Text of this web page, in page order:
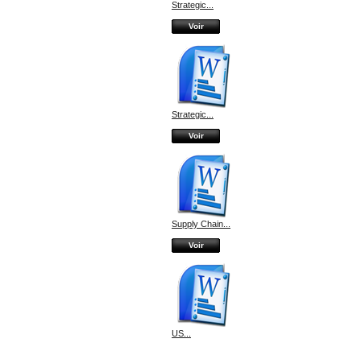
Strategic...
Voir
Strategic...
Voir
Supply Chain...
Voir
US...